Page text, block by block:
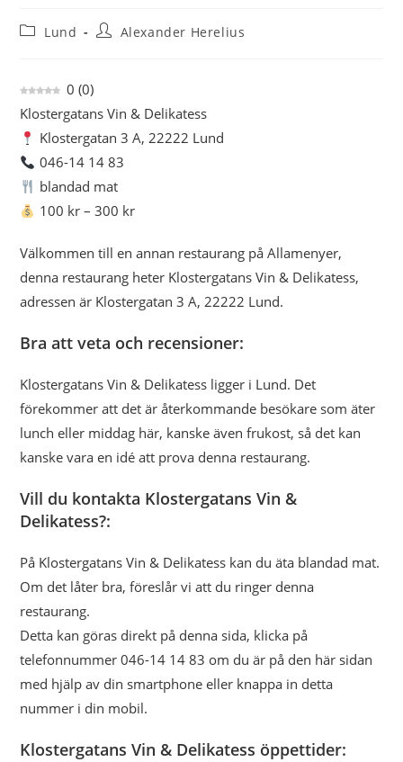
Inläggskategori:
Lund Inläggsförfattare:
Alexander Herelius
0 (0)
Klostergatans Vin & Delikatess
Klostergatan 3 A, 22222 Lund
046-14 14 83
blandad mat
100 kr – 300 kr
Välkommen till en annan restaurang på Allamenyer,
denna restaurang heter Klostergatans Vin & Delikatess,
adressen är Klostergatan 3 A, 22222 Lund.
Bra att veta och recensioner:
Klostergatans Vin & Delikatess ligger i Lund. Det
förekommer att det är återkommande besökare som äter
lunch eller middag här, kanske även frukost, så det kan
kanske vara en idé att prova denna restaurang.
Vill du kontakta Klostergatans Vin &
Delikatess?:
På Klostergatans Vin & Delikatess kan du äta blandad mat.
Om det låter bra, föreslår vi att du ringer denna
restaurang.
Detta kan göras direkt på denna sida, klicka på
telefonnummer 046-14 14 83 om du är på den här sidan
med hjälp av din smartphone eller knappa in detta
nummer i din mobil.
Klostergatans Vin & Delikatess öppettider: